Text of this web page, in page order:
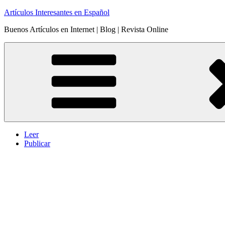
Saltar
contenido
Artículos Interesantes en Español
Buenos Artículos en Internet | Blog | Revista Online
Leer
Publicar